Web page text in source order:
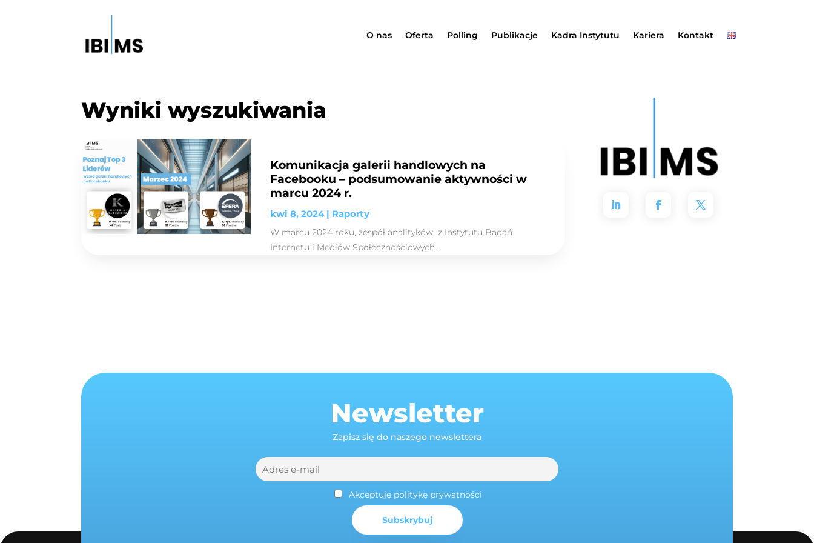
O nas Oferta Polling Publikacje Kadra Instytutu Kariera Kontakt
Wyniki wyszukiwania
Komunikacja galerii handlowych na
Facebooku – podsumowanie aktywności w
marcu 2024 r.
kwi 8, 2024| Raporty
W marcu 2024 roku, zespół analityków z Instytutu Badań
Internetu i Mediów Społecznościowych...
Newsletter
Zapisz się do naszego newslettera
Akceptuję politykę prywatności